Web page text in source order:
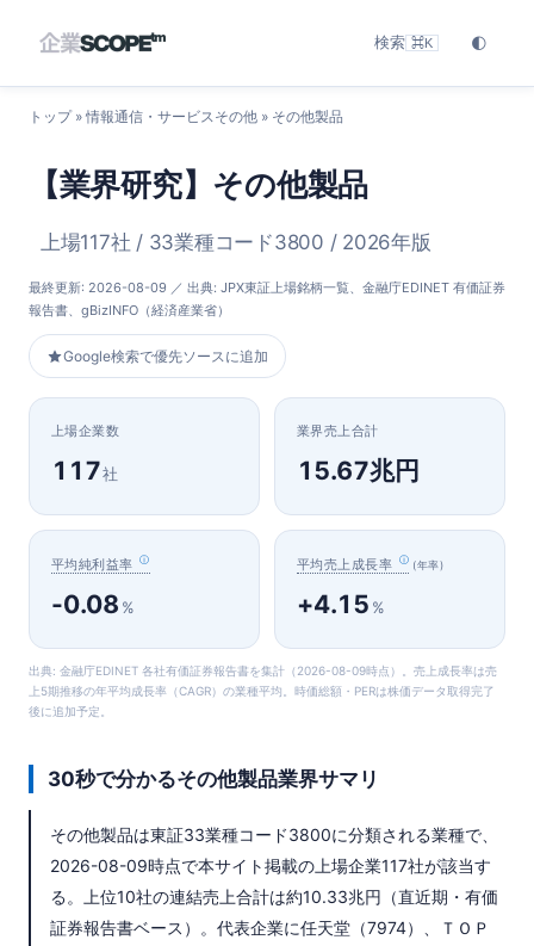
検索 ⌘K 🌓
トップ» 情報通信・サービスその他 » その他製品
【業界研究】その他製品
上場117社 / 33業種コード3800 / 2026年版
最終更新: 2026-08-09 ／ 出典: JPX東証上場銘柄一覧、金融庁EDINET 有価証券
報告書、gBizINFO（経済産業省）
Google検索で優先ソースに追加
上場企業数
117社
業界売上合計
15.67兆円
平均純利益率
-0.08 %
平均売上成長率 (年率)
+4.15 %
出典: 金融庁EDINET 各社有価証券報告書を集計（2026-08-09時点）。売上成長率は売
上5期推移の年平均成長率（CAGR）の業種平均。時価総額・PERは株価データ取得完了
後に追加予定。
30秒で分かるその他製品業界サマリ
その他製品は東証33業種コード3800に分類される業種で、
2026-08-09時点で本サイト掲載の上場企業117社が該当す
る。上位10社の連結売上合計は約10.33兆円（直近期・有価
証券報告書ベース）。代表企業に任天堂（7974）、ＴＯＰ